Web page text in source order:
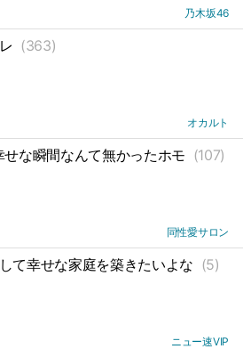
乃木坂46
(363)
オカルト
な瞬間なんて無かったホモ (107)
同性愛サロン
て幸せな家庭を築きたいよな (5)
ニュー速VIP